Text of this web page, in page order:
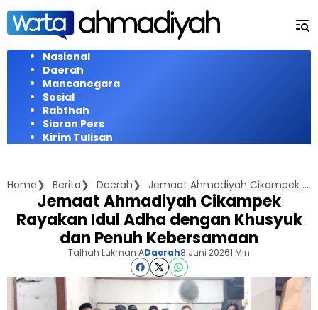
Langsung
konten
Nasional
Daerah
Mancanegara
Sosial
Rabthah
Siaran Pers
Kirim Tulisan
Home Berita Daerah Jemaat Ahmadiyah Cikampek Rayakan Idul Adha dengan Khusyuk dan Penuh Kebersamaan
Jemaat Ahmadiyah Cikampek
Rayakan Idul Adha dengan Khusyuk
dan Penuh Kebersamaan
Talhah Lukman ADaerah8 Juni 20261 Min